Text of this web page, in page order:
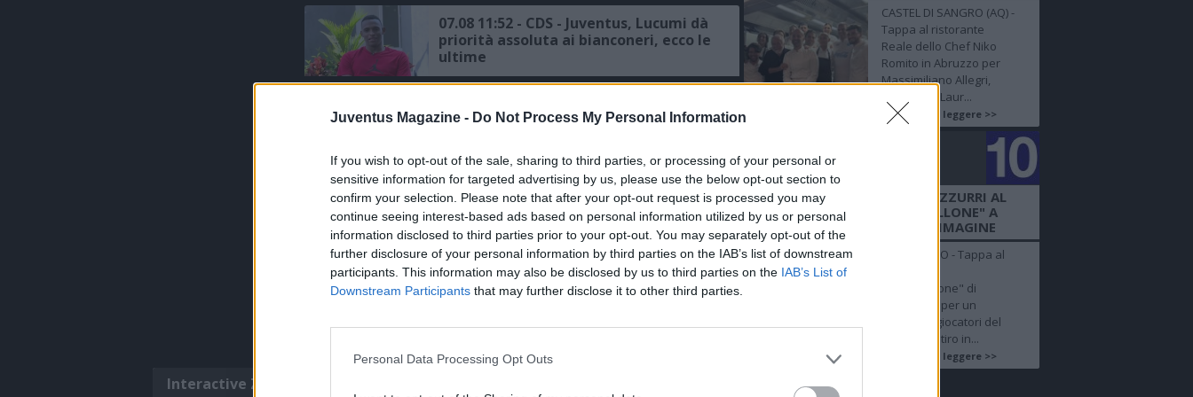
Juventus Magazine - Do Not Process My Personal Information
If you wish to opt-out of the sale, sharing to third parties, or processing of your personal or
sensitive information for targeted advertising by us, please use the below opt-out section to
confirm your selection. Please note that after your opt-out request is processed you may
continue seeing interest-based ads based on personal information utilized by us or personal
information disclosed to third parties prior to your opt-out. You may separately opt-out of the
further disclosure of your personal information by third parties on the IAB’s list of downstream
participants. This information may also be disclosed by us to third parties on the IAB’s List of
Downstream Participants that may further disclose it to other third parties.
Personal Data Processing Opt Outs
Interactive Zone
07.08 11:52 - CDS - Juventus, Lucumi dà
priorità assoluta ai bianconeri, ecco le
ultime
07.08 11:31 - MERCATO - Juventus,
Trubin occasione per la porta: il
06.08 13:36 - TUTTOSPORT - Juventus,
Gatti resta in uscita, il Napoli è
ancora "tiepido" sul difensore
06.08 12:54 - SERIE A - Le big scaldano i
motori: Inter e Napoli in prima fila,
podio
06.08 11:57 - CDS - Juventus, mercato
CASTEL DI SANGRO (AQ) -
Tappa al ristorante
Reale dello Chef Niko
Romito in Abruzzo per
Massimiliano Allegri,
Aurelio De Laur...
Continua a leggere >>
L'Angolo
del Numero 10
FOTO ZOOM - NAPOLI, AZZURRI AL
RISTORANTE "L'OMBRELLONE" A
ROCCARASO, ECCO L'IMMAGINE
ROCCARASO - Tappa al
"L'Ombrellone" di
Roccaraso per un
gruppo di giocatori del
Napoli, in ritiro in...
Continua a leggere >>